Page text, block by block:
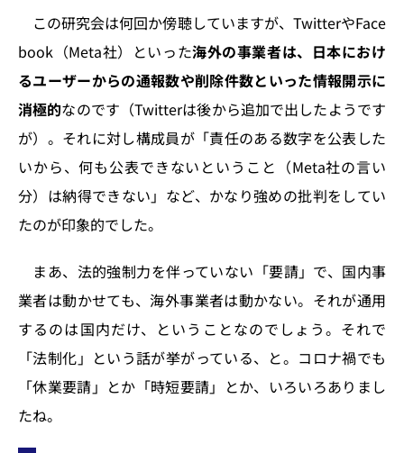
この研究会は何回か傍聴していますが、TwitterやFace
book（Meta社）といった海外の事業者は、日本におけ
るユーザーからの通報数や削除件数といった情報開示に
消極的なのです（Twitterは後から追加で出したようです
が）。それに対し構成員が「責任のある数字を公表した
いから、何も公表できないということ（Meta社の言い
分）は納得できない」など、かなり強めの批判をしてい
たのが印象的でした。
まあ、法的強制力を伴っていない「要請」で、国内事
業者は動かせても、海外事業者は動かない。それが通用
するのは国内だけ、ということなのでしょう。それで
「法制化」という話が挙がっている、と。コロナ禍でも
「休業要請」とか「時短要請」とか、いろいろありまし
たね。